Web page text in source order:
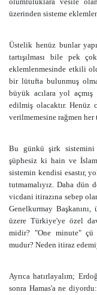
üzerinden sisteme
Üstelik henüz bunlar
tartışılması bile pek
eklemlenmesinde etkili
bir lütufta bulunmuş
büyük acılara yol açmış
edilmiş olacaktır. Henüz
verilmemesine rağmen
Bu günkü şirk sistemini
şüphesiz ki hain ve
sistemin kendisi esastır,
tutmamalıyız. Daha dün
vicdani itirazına sebep
Genelkurmay Başkanını,
üzere Türkiye'ye özel
midir? "One minute" çü
mudur? Neden itiraz
Ayrıca hatırlayalım;
sonra Hamas'a ne